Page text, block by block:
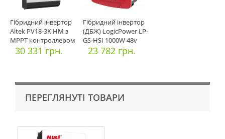
Гібридний інвертор
Altek PV18-3K HM з
МРРТ контроллером
60А
30 331 грн.
Гібридний інвертор
(ДБЖ) LogicPower LP-
GS-HSI 1000W 48v
МРРТ
23 782 грн.
ПЕРЕГЛЯНУТІ ТОВАРИ